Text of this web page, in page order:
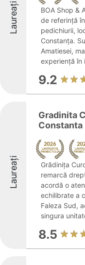
Laureați
BOA Shop &
de referință
pedichiurii,
Constanța.
Amatiesei,
experiență în
9.2
Laureați
Gradinita
Constanta
Grădinița
remarcă
acordă o
echilibrate a
Faleza Sud,
singura
8.5